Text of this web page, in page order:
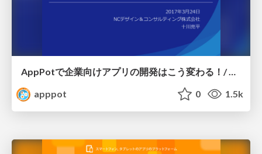
AppPotで企業向けアプリの開発はこう変わる！/ Change Apps development style by AppPot
apppot
0 1.5k